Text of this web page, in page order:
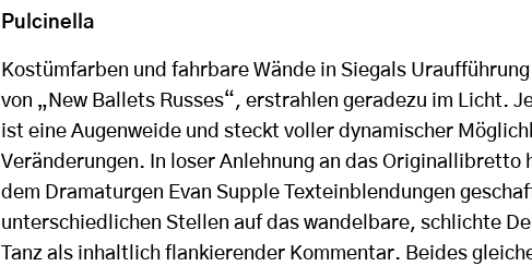
Pulcinella
Kostümfarben und fahrbare Wände in Siegals
von „New Ballets Russes“, erstrahlen geradezu im Licht.
ist eine Augenweide und steckt voller dynamischer
Veränderungen. In loser Anlehnung an das Originallibretto
dem Dramaturgen Evan Supple Texteinblendungen
unterschiedlichen Stellen auf das wandelbare, schlichte
Tanz als inhaltlich flankierender Kommentar. Beides